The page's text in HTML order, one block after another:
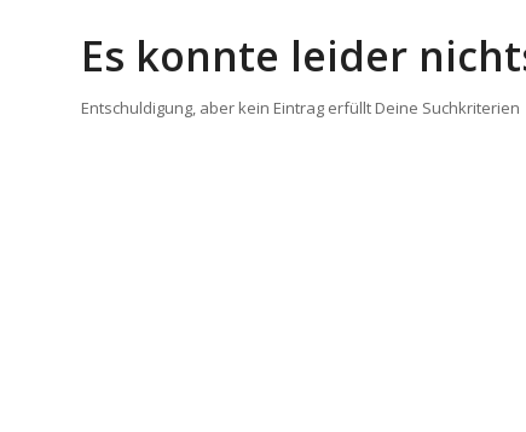
Es konnte leider
Entschuldigung, aber kein Eintrag erfüllt Deine Suchkriterien